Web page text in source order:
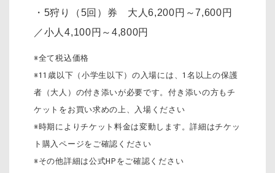
・5狩り（5回）券 大人6,200円～7,600円
／小人4,100円～4,800円
※全て税込価格
※11歳以下（小学生以下）の入場には、1名以上の保護
者（大人）の付き添いが必要です。付き添いの方もチ
ケットをお買い求めの上、入場ください
※時期によりチケット料金は変動します。詳細はチケッ
ト購入ページをご確認ください
※その他詳細は公式HPをご確認ください